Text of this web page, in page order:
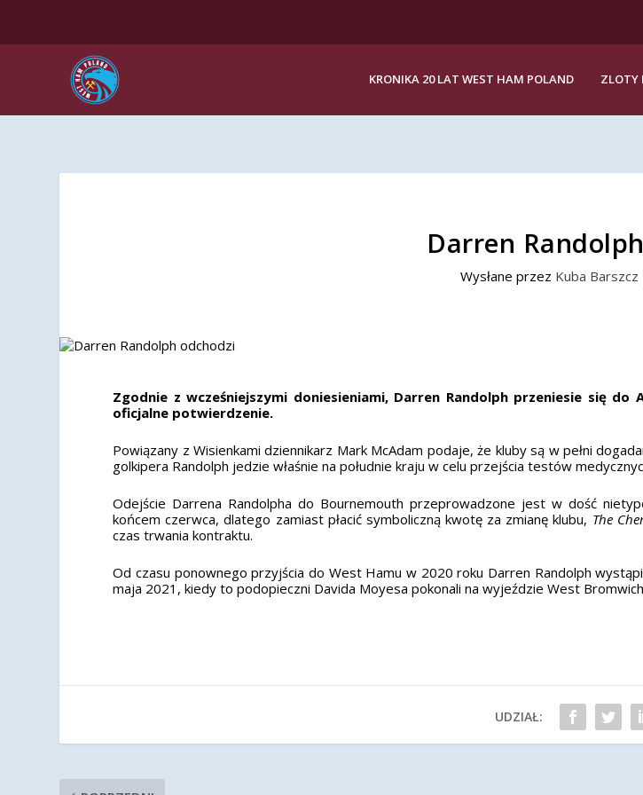
KRONIKA 20 LAT WEST HAM POLAND ZLOTY
Darren
Wysłane przez Kuba Barszcz
Zgodnie z wcześniejszymi doniesieniami, Darren Randolph przeniesie się
oficjalne potwierdzenie.
Powiązany z Wisienkami dziennikarz Mark McAdam podaje, że kluby są w pełni
golkipera Randolph jedzie właśnie na południe kraju w celu przejścia testów
Odejście Darrena Randolpha do Bournemouth przeprowadzone jest w dość
końcem czerwca, dlatego zamiast płacić symboliczną kwotę za zmianę klubu, The
czas trwania kontraktu.
Od czasu ponownego przyjścia do West Hamu w 2020 roku Darren Randolph
maja 2021, kiedy to podopieczni Davida Moyesa pokonali na wyjeździe West
UDZIAŁ: